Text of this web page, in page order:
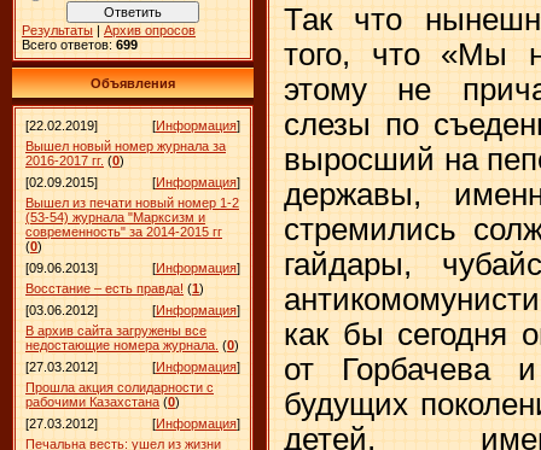
Результаты | Архив опросов
Всего ответов: 699
Объявления
[22.02.2019] [Информация]
Вышел новый номер журнала за
2016-2017 гг. (0)
[02.09.2015]
[Информация]
Вышел из печати новый номер 1-2
(53-54) журнала "Марксизм и
современность" за 2014-2015 гг
(0)
[09.06.2013]
[Информация]
Восстание – есть правда! (1)
[03.06.2012]
[Информация]
В архив сайта загружены все
недостающие номера журнала. (0)
[27.03.2012]
[Информация]
Прошла акция солидарности с
рабочими Казахстана (0)
[27.03.2012]
[Информация]
Печальна весть: ушел из жизни
Так что
того, что «Мы
этому не
слезы по
выросший на
державы,
стремились
гайдары,
как бы сегодня
от Горбачева
будущих
детей,